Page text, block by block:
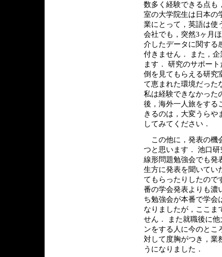
数多く経験できる点も
室の大学院生は日本の
業にとって，英語は使
会社でも，突然3ヶ月
介したデータに関する
付きません． また，
ます． 研究のサポー
倒を見てもらえる研究
て恵まれた環境だった
私は経験できなかった
後，海外一人旅をする
きるのは，大変うらや
してみてください．
この他に，発表の機
つと思います． 池口
線形問題勉強会でも発
生方に発表を聞いてい
てもらったりしたので
番の学会発表よりも濃
ち勉強会が本番で学会
なりましたが，ここま
せん． また就職後に
ンをする人に今のとこ
対して度胸がつき，業
うになりました．